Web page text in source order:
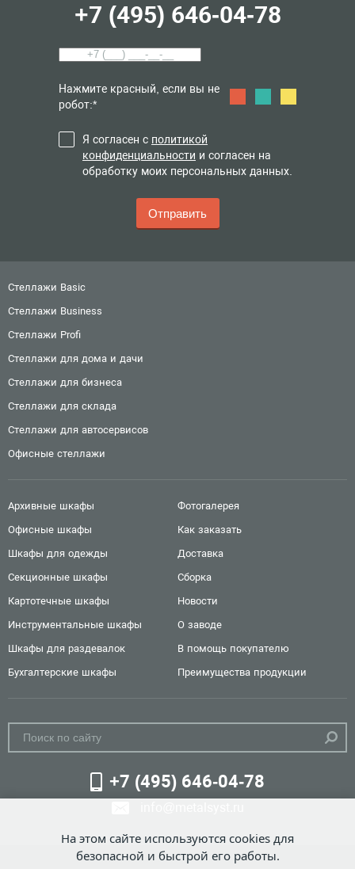
+7 (495) 646-04-78
Нажмите красный, если вы не
робот:*
Я согласен с политикой
конфиденциальности и согласен на
обработку моих персональных данных.
Стеллажи Basic
Стеллажи Business
Стеллажи Profi
Стеллажи для дома и дачи
Стеллажи для бизнеса
Стеллажи для склада
Стеллажи для автосервисов
Офисные стеллажи
Архивные шкафы
Офисные шкафы
Шкафы для одежды
Секционные шкафы
Картотечные шкафы
Инструментальные шкафы
Шкафы для раздевалок
Бухгалтерские шкафы
Фотогалерея
Как заказать
Доставка
Сборка
Новости
О заводе
В помощь покупателю
Преимущества продукции
+7 (495) 646-04-78
На этом сайте используются cookies для
безопасной и быстрой его работы.